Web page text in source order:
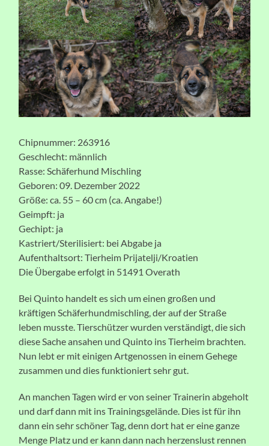
Chipnummer: 263916
Geschlecht: männlich
Rasse: Schäferhund Mischling
Geboren: 09. Dezember 2022
Größe: ca. 55 – 60 cm (ca. Angabe!)
Geimpft: ja
Gechipt: ja
Kastriert/Sterilisiert: bei Abgabe ja
Aufenthaltsort: Tierheim Prijatelji/Kroatien
Die Übergabe erfolgt in 51491 Overath
Bei Quinto handelt es sich um einen großen und
kräftigen Schäferhundmischling, der auf der Straße
leben musste. Tierschützer wurden verständigt, die sich
diese Sache ansahen und Quinto ins Tierheim brachten.
Nun lebt er mit einigen Artgenossen in einem Gehege
zusammen und dies funktioniert sehr gut.
An manchen Tagen wird er von seiner Trainerin abgeholt
und darf dann mit ins Trainingsgelände. Dies ist für ihn
dann ein sehr schöner Tag, denn dort hat er eine ganze
Menge Platz und er kann dann nach herzenslust rennen